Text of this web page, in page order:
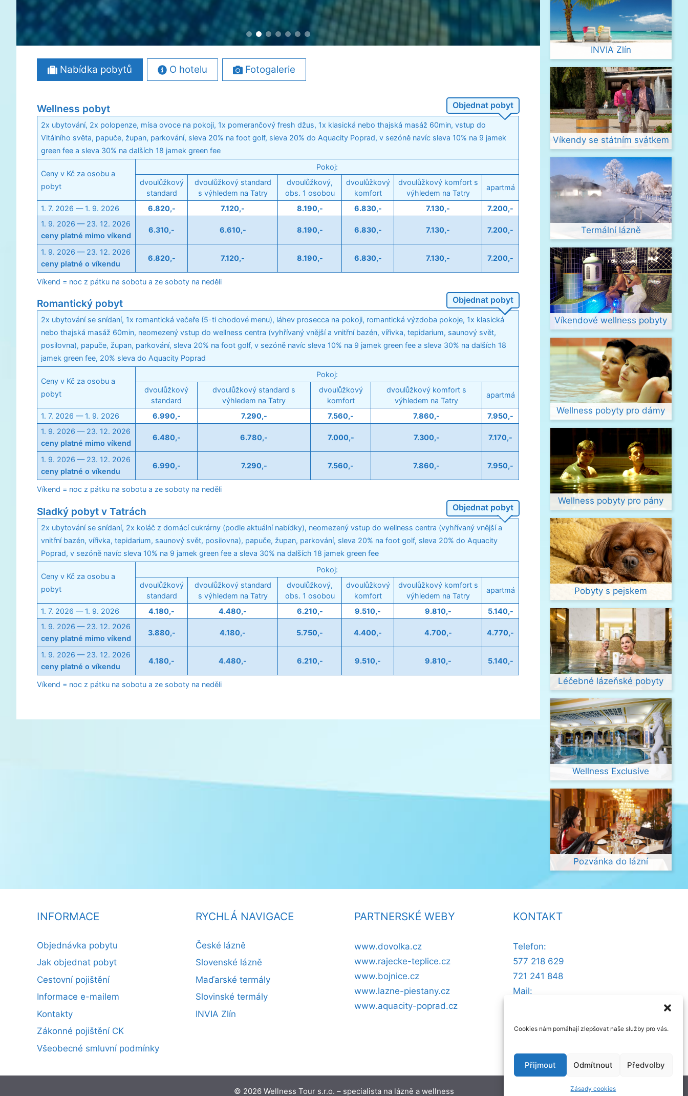
Cookies nám pomáhají zlepšovat naše služby pro vás.
Přijmout Odmítnout Předvolby
Zásady cookies
Nabídka pobytů O hotelu Fotogalerie
Wellness pobyt Objednat pobyt
2x ubytování, 2x polopenze, mísa ovoce na pokoji, 1x pomerančový fresh džus, 1x klasická nebo thajská masáž 60min, vstup do
Vitálního světa, papuče, župan, parkování, sleva 20% na foot golf, sleva 20% do Aquacity Poprad, v sezóně navíc sleva 10% na 9 jamek
green fee a sleva 30% na dalších 18 jamek green fee
Ceny v Kč za osobu a
pobyt
Pokoj:
dvoulůžkový
standard
dvoulůžkový standard
s výhledem na Tatry
dvoulůžkový,
obs. 1 osobou
dvoulůžkový
komfort
dvoulůžkový komfort s
výhledem na Tatry
apartmá
1. 7. 2026 — 1. 9. 2026 6.820,- 7.120,- 8.190,- 6.830,- 7.130,-
7.200,-
1. 9. 2026 — 23. 12. 2026
ceny platné mimo víkend
6.310,- 6.610,- 8.190,- 6.830,- 7.130,- 7.200,-
1. 9. 2026 — 23. 12. 2026
ceny platné o víkendu
6.820,- 7.120,- 8.190,- 6.830,- 7.130,- 7.200,-
Víkend = noc z pátku na sobotu a ze soboty na neděli
Romantický pobyt Objednat pobyt
2x ubytování se snídaní, 1x romantická večeře (5-ti chodové menu), láhev prosecca na pokoji, romantická výzdoba pokoje, 1x klasická
nebo thajská masáž 60min, neomezený vstup do wellness centra (vyhřívaný vnější a vnitřní bazén, vířivka, tepidarium, saunový svět,
posilovna), papuče, župan, parkování, sleva 20% na foot golf, v sezóně navíc sleva 10% na 9 jamek green fee a sleva 30% na dalších 18
jamek green fee, 20% sleva do Aquacity Poprad
Ceny v Kč za osobu a
pobyt
Pokoj:
dvoulůžkový
standard
dvoulůžkový standard s
výhledem na Tatry
dvoulůžkový
komfort
dvoulůžkový komfort s
výhledem na Tatry
apartmá
1. 7. 2026 — 1. 9. 2026 6.990,- 7.290,- 7.560,- 7.860,-
7.950,-
1. 9. 2026 — 23. 12. 2026
ceny platné mimo víkend
6.480,- 6.780,- 7.000,- 7.300,- 7.170,-
1. 9. 2026 — 23. 12. 2026
ceny platné o víkendu
6.990,- 7.290,- 7.560,- 7.860,- 7.950,-
Víkend = noc z pátku na sobotu a ze soboty na neděli
Sladký pobyt v Tatrách Objednat pobyt
2x ubytování se snídaní, 2x koláč z domácí cukrárny (podle aktuální nabídky), neomezený vstup do wellness centra (vyhřívaný vnější a
vnitřní bazén, vířivka, tepidarium, saunový svět, posilovna), papuče, župan, parkování, sleva 20% na foot golf, sleva 20% do Aquacity
Poprad, v sezóně navíc sleva 10% na 9 jamek green fee a sleva 30% na dalších 18 jamek green fee
Ceny v Kč za osobu a
pobyt
Pokoj:
dvoulůžkový
standard
dvoulůžkový standard
s výhledem na Tatry
dvoulůžkový,
obs. 1 osobou
dvoulůžkový
komfort
dvoulůžkový komfort s
výhledem na Tatry
apartmá
1. 7. 2026 — 1. 9. 2026 4.180,- 4.480,- 6.210,- 9.510,- 9.810,-
5.140,-
1. 9. 2026 — 23. 12. 2026
ceny platné mimo víkend
3.880,- 4.180,- 5.750,- 4.400,- 4.700,- 4.770,-
1. 9. 2026 — 23. 12. 2026
ceny platné o víkendu
4.180,- 4.480,- 6.210,- 9.510,- 9.810,- 5.140,-
Víkend = noc z pátku na sobotu a ze soboty na neděli
INVIA Zlín
Víkendy se státním svátkem
Termální lázně
Víkendové wellness pobyty
Wellness pobyty pro dámy
Wellness pobyty pro pány
Pobyty s pejskem
Léčebné lázeňské pobyty
Wellness Exclusive
Pozvánka do lázní
INFORMACE
Objednávka pobytu
Jak objednat pobyt
Cestovní pojištění
Informace e-mailem
Kontakty
Zákonné pojištění CK
Všeobecné smluvní podmínky
RYCHLÁ NAVIGACE
České lázně
Slovenské lázně
Maďarské termály
Slovinské termály
INVIA Zlín
PARTNERSKÉ WEBY
www.dovolka.cz
www.rajecke-teplice.cz
www.bojnice.cz
www.lazne-piestany.cz
www.aquacity-poprad.cz
KONTAKT
Telefon:
577 218 629
721 241 848
Mail:
© 2026 Wellness Tour s.r.o. – specialista na lázně a wellness